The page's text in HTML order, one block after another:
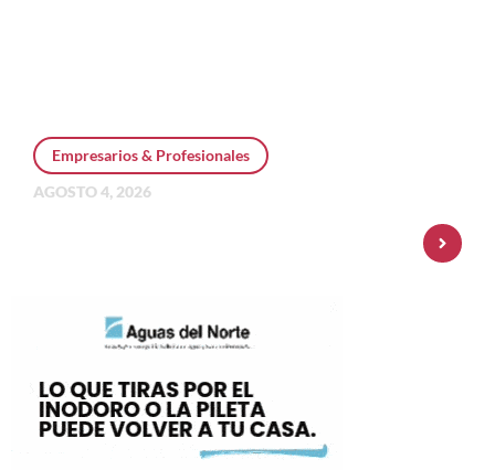
Empresarios & Profesionales
AGOSTO 4, 2026